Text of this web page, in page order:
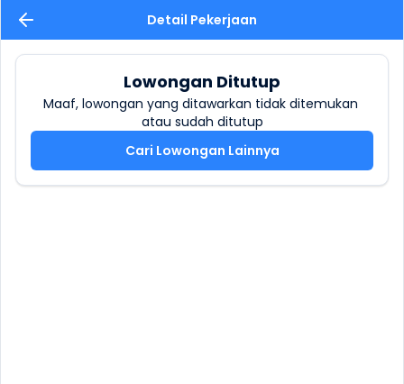
Detail Pekerjaan
Lowongan Ditutup
Maaf, lowongan yang ditawarkan tidak ditemukan
atau sudah ditutup
Cari Lowongan Lainnya